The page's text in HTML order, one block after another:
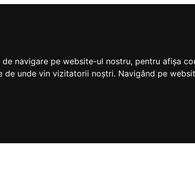
navigare pe website-ul nostru, pentru afișa
unde vin vizitatorii noștri. Navigând pe